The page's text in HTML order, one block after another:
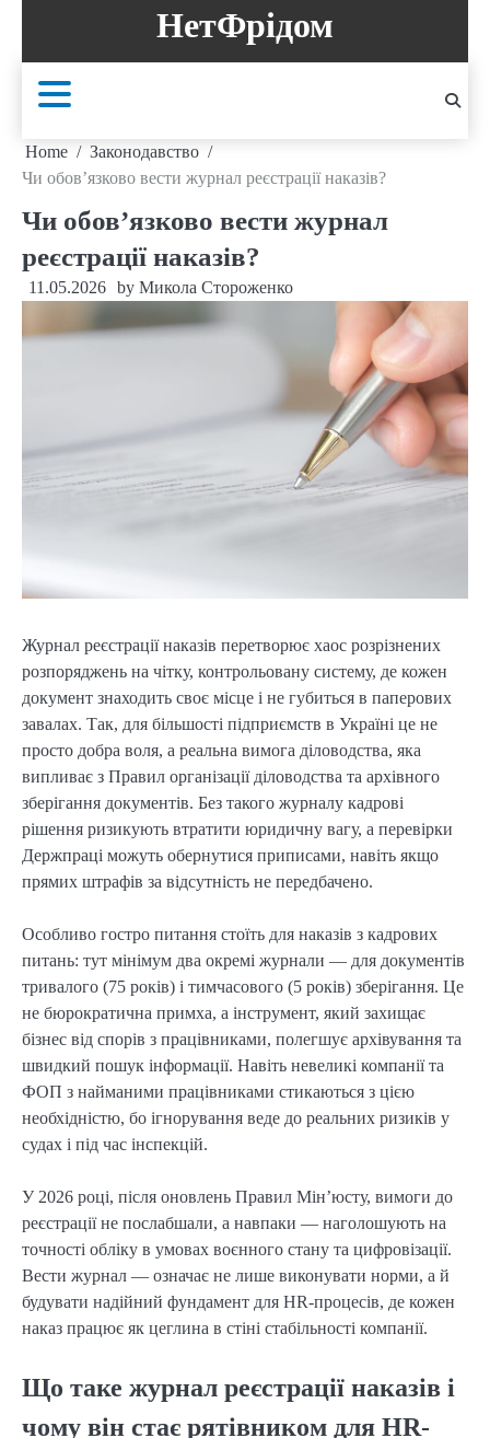
content
НетФрідом
Home
Законодавство
Чи обов’язково вести журнал реєстрації наказів?
Чи обов’язково вести журнал
реєстрації наказів?
11.05.2026 by Микола Стороженко
Журнал реєстрації наказів перетворює хаос розрізнених
розпоряджень на чітку, контрольовану систему, де кожен
документ знаходить своє місце і не губиться в паперових
завалах. Так, для більшості підприємств в Україні це не
просто добра воля, а реальна вимога діловодства, яка
випливає з Правил організації діловодства та архівного
зберігання документів. Без такого журналу кадрові
рішення ризикують втратити юридичну вагу, а перевірки
Держпраці можуть обернутися приписами, навіть якщо
прямих штрафів за відсутність не передбачено.
Особливо гостро питання стоїть для наказів з кадрових
питань: тут мінімум два окремі журнали — для документів
тривалого (75 років) і тимчасового (5 років) зберігання. Це
не бюрократична примха, а інструмент, який захищає
бізнес від спорів з працівниками, полегшує архівування та
швидкий пошук інформації. Навіть невеликі компанії та
ФОП з найманими працівниками стикаються з цією
необхідністю, бо ігнорування веде до реальних ризиків у
судах і під час інспекцій.
У 2026 році, після оновлень Правил Мін’юсту, вимоги до
реєстрації не послабшали, а навпаки — наголошують на
точності обліку в умовах воєнного стану та цифровізації.
Вести журнал — означає не лише виконувати норми, а й
будувати надійний фундамент для HR-процесів, де кожен
наказ працює як цеглина в стіні стабільності компанії.
Що таке журнал реєстрації наказів і
чому він стає рятівником для HR-